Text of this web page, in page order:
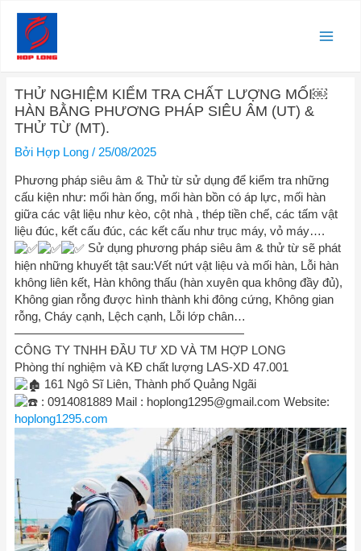
dung
Menu
THỬ NGHIỆM KIỂM TRA CHẤT LƯỢNG MỐI￼
HÀN BẰNG PHƯƠNG PHÁP SIÊU ÂM (UT) &
THỬ TỪ (MT).
Bởi Hợp Long / 25/08/2025
Phương pháp siêu âm & Thử từ sử dụng để kiểm tra những
cấu kiện như: mối hàn ống, mối hàn bồn có áp lực, mối hàn
giữa các vật liệu như kèo, cột nhà , thép tiền chế, các tấm vật
liệu đúc, kết cấu đúc, các kết cấu như trục máy, vỏ máy….
Sử dụng phương pháp siêu âm & thử từ sẽ phát
hiện những khuyết tật sau:Vết nứt vật liệu và mối hàn, Lỗi hàn
không liên kết, Hàn không thấu (hàn xuyên qua không đầy đủ),
Không gian rỗng được hình thành khi đông cứng, Không gian
rỗng, Cháy cạnh, Lệch cạnh, Lỗi lớp chân…
———————————————————
CÔNG TY TNHH ĐẦU TƯ XD VÀ TM HỢP LONG
Phòng thí nghiệm và KĐ chất lượng LAS-XD 47.001
161 Ngô Sĩ Liên, Thành phố Quảng Ngãi
: 0914081889 Mail : hoplong1295@gmail.com Website:
hoplong1295.com
hướng
bài
viết